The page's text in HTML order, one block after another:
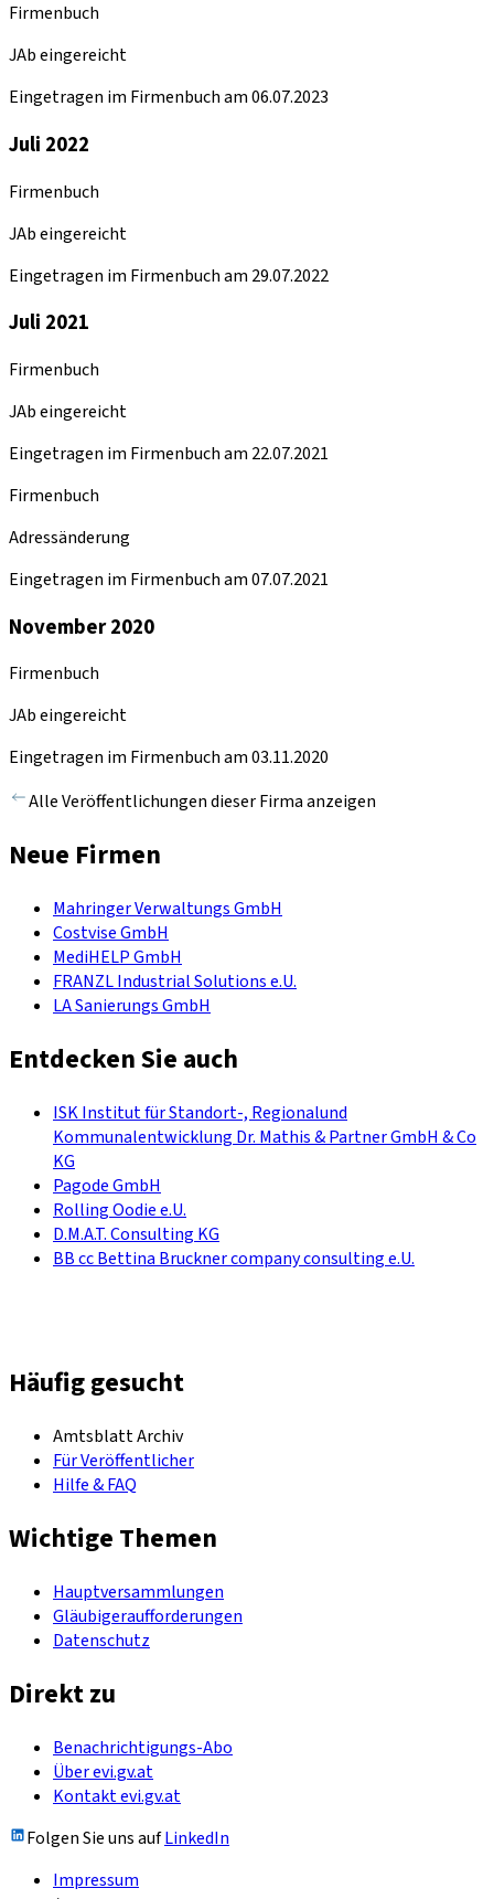
Firmenbuch
JAb eingereicht
Eingetragen im Firmenbuch am 06.07.2023
Juli 2022
Firmenbuch
JAb eingereicht
Eingetragen im Firmenbuch am 29.07.2022
Juli 2021
Firmenbuch
JAb eingereicht
Eingetragen im Firmenbuch am 22.07.2021
Firmenbuch
Adressänderung
Eingetragen im Firmenbuch am 07.07.2021
November 2020
Firmenbuch
JAb eingereicht
Eingetragen im Firmenbuch am 03.11.2020
Alle Veröffentlichungen dieser Firma anzeigen
Neue Firmen
Mahringer Verwaltungs GmbH
Costvise GmbH
MediHELP GmbH
FRANZL Industrial Solutions e.U.
LA Sanierungs GmbH
Entdecken Sie auch
ISK Institut für Standort-, Regionalund
Kommunalentwicklung Dr. Mathis & Partner GmbH & Co
KG
Pagode GmbH
Rolling Oodie e.U.
D.M.A.T. Consulting KG
BB cc Bettina Bruckner company consulting e.U.
Häufig gesucht
Amtsblatt Archiv
Für Veröffentlicher
Hilfe & FAQ
Wichtige Themen
Hauptversammlungen
Gläubigeraufforderungen
Datenschutz
Direkt zu
Benachrichtigungs-Abo
Über evi.gv.at
Kontakt evi.gv.at
Folgen Sie uns aufLinkedIn
Impressum